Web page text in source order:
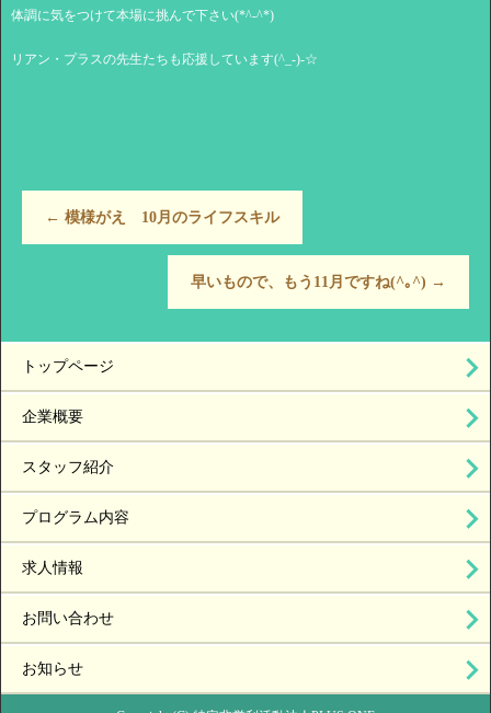
体調に気をつけて本場に挑んで下さい(*^-^*)
リアン・プラスの先生たちも応援しています(^_-)-☆
← 模様がえ 10月のライフスキル
早いもので、もう11月ですね(^｡^) →
トップページ
企業概要
スタッフ紹介
プログラム内容
求人情報
お問い合わせ
お知らせ